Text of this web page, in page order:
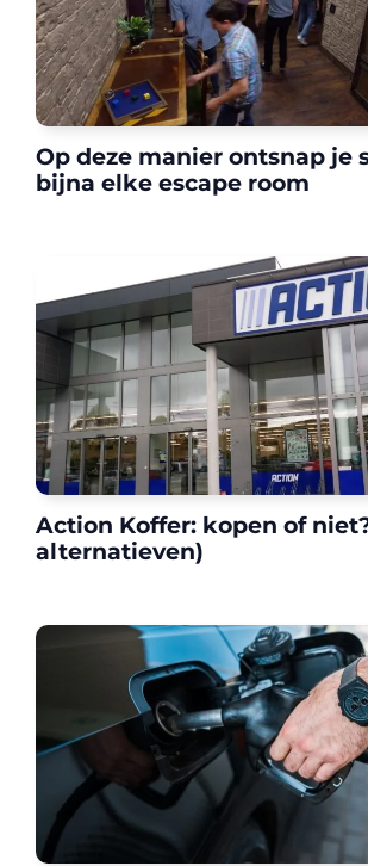
Op deze manier ontsnap je
bijna elke escape room
Action Koffer: kopen of
alternatieven)